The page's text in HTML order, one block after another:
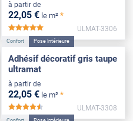
à partir de
22,05 € le m² *
ULMAT-3306
Confort Pose Intérieure
Adhésif décoratif gris taupe
ultramat
à partir de
22,05 € le m² *
*****
ULMAT-3308